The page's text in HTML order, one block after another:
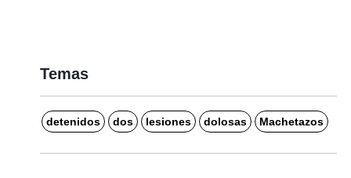
Temas
detenidos dos lesiones dolosas Machetazos